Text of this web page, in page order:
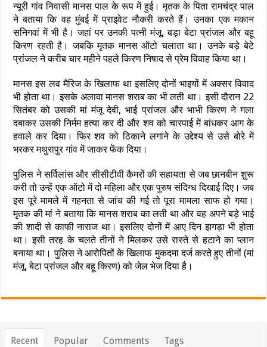
न्यूरी गांव निवासी मानस पाल के रूप में हुई। मृतक के पिता रामचंद्र पाल
ने बताया कि वह मुंबई में प्राइवेट नौकरी करते हैं। उनका एक मकान
सनिगवां में भी है। जहां पर उनकी पत्नी मंजू, बड़ा बेटा प्रांजल और बहू
किरण रहती है। जबकि मृतक मानस ऑटो चलाता था। उनके बड़े बेटे
प्रांजल ने करीब चार महीने पहले किरण निषाद से प्रेम विवाह किया था।
मानस इस लव मैरिज के खिलाफ था इसलिए दोनों भाइयों में अक्सर विवाद
भी होता था। इसके अलावा मानस शराब का भी लती था। इसी दौरान 22
सितंबर को उसकी मां मंजू देवी, भाई प्रांजल और भाभी किरण ने गला
दबाकर उसकी निर्मम हत्या कर दी और शव को चारपाई में बांधकर आग के
हवाले कर दिया। फिर शव को ठिकाने लगाने के उद्देश्य से उसे बोरे में
भरकर मथुरापुर गांव में जाकर फेंक दिया।
पुलिस ने सर्विलांस और सीसीटीवी कैमरों की सहायता से जब छानबीन शुरू
करी तो उन्हें एक ऑटो में दो महिला और एक पुरुष संदिग्ध दिखाई दिए। जब
इस पूरे मामले में गहनता से जांच की गई तो पूरा मामला साफ हो गया।
मृतक की मां ने बताया कि मानस शराब का लती था और वह अपने बड़े भाई
की शादी से काफी नाराज था। इसलिए दोनों में आए दिन झगड़ा भी होता
था। इसी तरह के चलते तीनों ने मिलकर उसे रास्ते से हटाने का प्लान
बनाया था। पुलिस ने आरोपितों के खिलाफ मुकदमा दर्ज करते हुए तीनों (मां
मंजू, बेटा प्रांजल और बहू किरण) को जेल भेज दिया है।
Recent Popular Comments Tags